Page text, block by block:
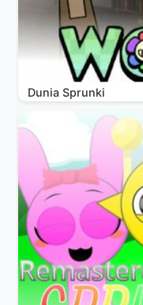
Dunia Sprunki